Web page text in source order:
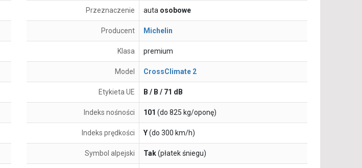
Przeznaczenie auta osobowe
Producent Michelin
Klasa premium
Model CrossClimate 2
Etykieta UE B / B / 71 dB
Indeks nośności 101 (do 825 kg/oponę)
Indeks prędkości Y(do 300 km/h)
Symbol alpejski Tak(płatek śniegu)